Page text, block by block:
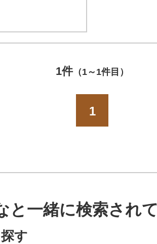
1件（1～1件目）
1
と一緒に検索され
す